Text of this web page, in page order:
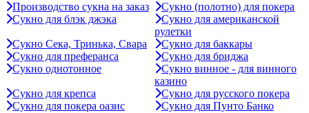
Производство сукна на заказ
Сукно (полотно) для покера
Сукно для блэк джэка
Сукно для американской
рулетки
Сукно Сека, Тринька, Свара
Сукно для баккары
Сукно для преферанса
Сукно для бриджа
Сукно однотонное
Сукно винное - для винного
казино
Сукно для крепса
Сукно для русского покера
Сукно для покера оазис
Сукно для Пунто Банко